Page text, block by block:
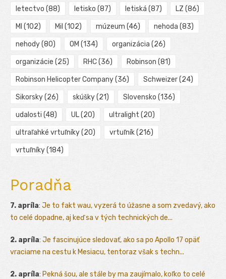
letectvo (88) letisko (87) letiská (87) LZ (86)
MI (102) Mil (102) múzeum (46) nehoda (83)
nehody(80) OM (134) organizácia (26)
organizácie (25) RHC(36) Robinson (81)
Robinson Helicopter Company(36) Schweizer(24)
Sikorsky(26) skúšky(21) Slovensko (136)
udalosti (48) UL(20) ultralight (20)
ultraľahké vrtuľníky(20) vrtuľník(216)
vrtuľníky(184)
Poradňa
7. apríla: Je to fakt wau, vyzerá to úžasne a som zvedavý, ako
to celé dopadne, aj keď sa v tých technických de...
2. apríla: Je fascinujúce sledovať, ako sa po Apollo 17 opäť
vraciame na cestu k Mesiacu, tentoraz však s techn...
2. apríla: Pekná šou, ale stále by ma zaujímalo, koľko to celé